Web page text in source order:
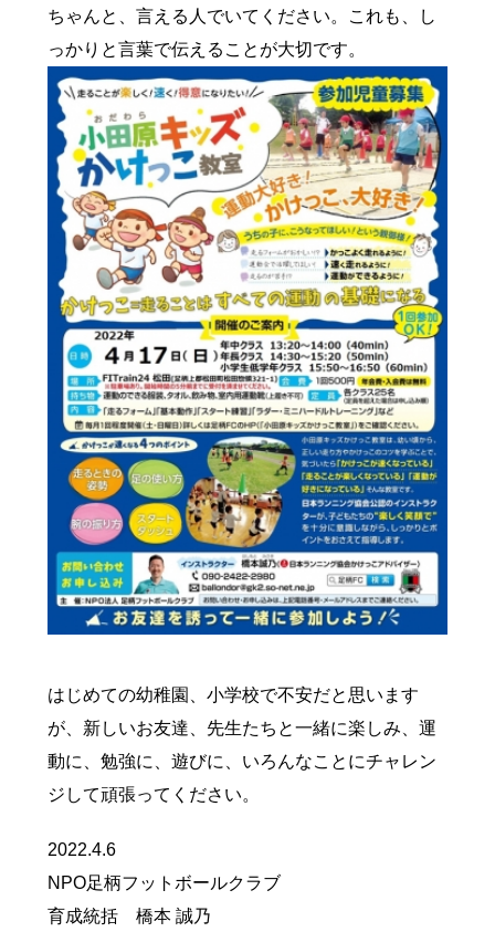
小田原観光
ちゃんと、言える人でいてください。これも、し
っかりと言葉で伝えることが大切です。
はじめての幼稚園、小学校で不安だと思います
が、新しいお友達、先生たちと一緒に楽しみ、運
動に、勉強に、遊びに、いろんなことにチャレン
ジして頑張ってください。
2022.4.6
NPO足柄フットボールクラブ
育成統括 橋本 誠乃